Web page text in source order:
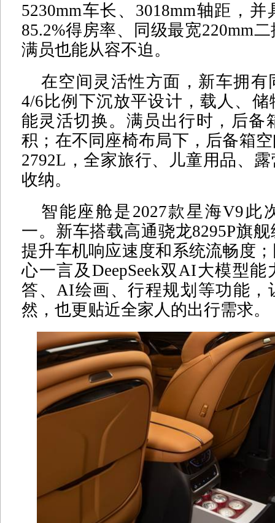
5230mm车长、3018mm轴距，
85.2%得房率、同级最宽220mm
满员也能从容不迫。
在空间灵活性方面，新车拥有
4/6比例下沉放平设计，载人、
能灵活切换。满员出行时，后备
积；在不同座椅布局下，后备箱
2792L，全家旅行、儿童用品、
收纳。
智能座舱是2027款星海V9此
一。新车搭载高通骁龙8295P旗
提升车机响应速度和系统流畅度
心一言及DeepSeek双AI大模型
答、AI绘画、行程规划等功能，
然，也更贴近全家人的出行需求。